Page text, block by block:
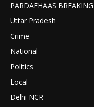
PARDAFHAAS BREAKING
Uttar Pradesh
Crime
National
Politics
Local
Delhi NCR